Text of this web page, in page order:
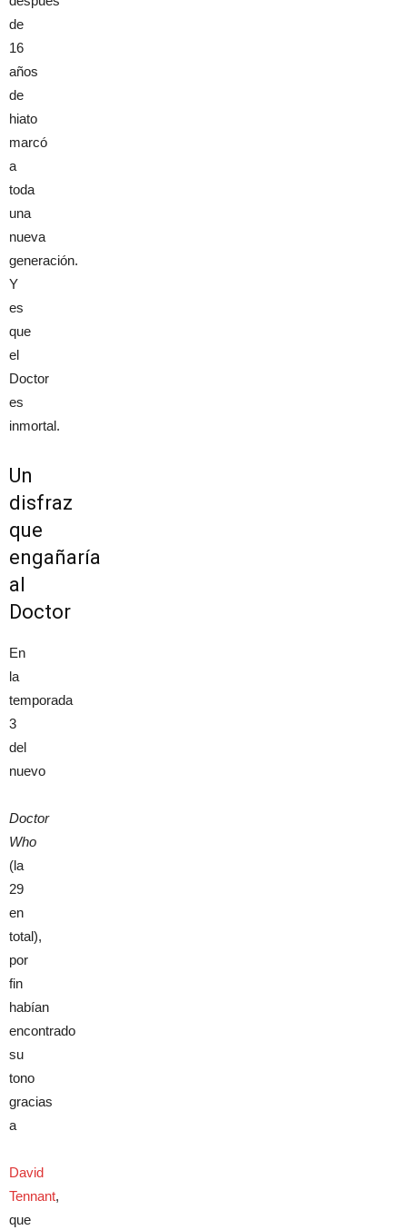
de
16
años
de
hiato
marcó
a
toda
una
nueva
generación.
Y
es
que
el
Doctor
es
inmortal.
Un
disfraz
que
engañaría
al
Doctor
En
la
temporada
3
del
nuevo
Doctor
Who
(la
29
en
total),
por
fin
habían
encontrado
su
tono
gracias
a
David
Tennant,
que